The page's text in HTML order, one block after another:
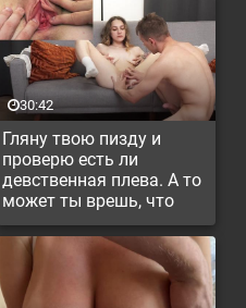
Гляну твою пизду и
проверю есть ли
девственная плева. А то
может ты врешь, что
девственница.
30:42